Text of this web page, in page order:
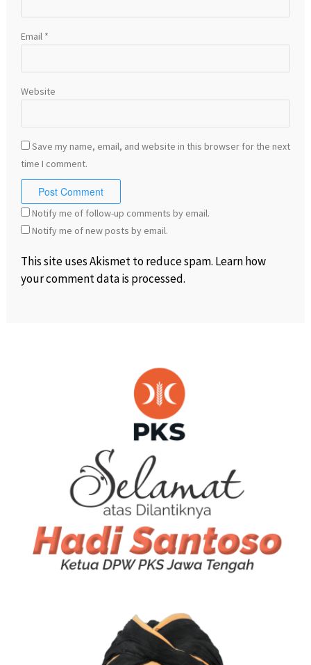
Email *
Website
Save my name, email, and website in this browser for the next
time I comment.
Notify me of follow-up comments by email.
Notify me of new posts by email.
This site uses Akismet to reduce spam. Learn how
your comment data is processed.